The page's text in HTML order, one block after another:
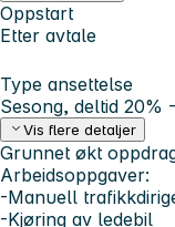
Oppstart
Etter avtale
Type ansettelse
Sesong, deltid 20%
Vis flere detaljer
Grunnet økt
Arbeidsoppgaver:
-Manuell
-Kjøring av ledebil